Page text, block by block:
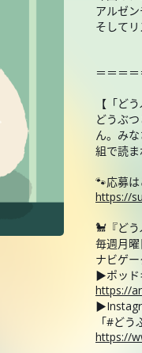
アルゼ
そして
＝＝＝
【「ど
どうぶ
ん。み
組で読ま
🐾応募
https://
🐩『ど
毎週月
ナビゲ
▶ポッド
https://
「#ど
https://